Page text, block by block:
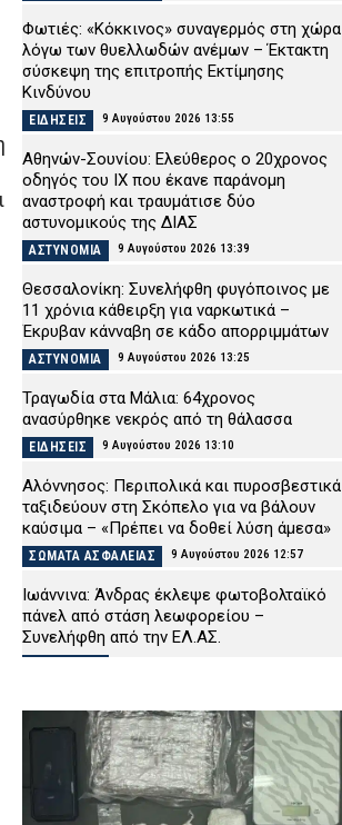
Φωτιές: «Κόκκινος» συναγερμός στη χώρα
λόγω των θυελλωδών ανέμων – Έκτακτη
σύσκεψη της επιτροπής Εκτίμησης
Κινδύνου
ΕΙΔΗΣΕΙΣ 9 Αυγούστου 2026 13:55
Αθηνών-Σουνίου: Ελεύθερος ο 20χρονος
οδηγός του ΙΧ που έκανε παράνομη
αναστροφή και τραυμάτισε δύο
αστυνομικούς της ΔΙΑΣ
ΑΣΤΥΝΟΜΙΑ 9 Αυγούστου 2026 13:39
Θεσσαλονίκη: Συνελήφθη φυγόποινος με
11 χρόνια κάθειρξη για ναρκωτικά –
Έκρυβαν κάνναβη σε κάδο απορριμμάτων
ΑΣΤΥΝΟΜΙΑ 9 Αυγούστου 2026 13:25
Τραγωδία στα Μάλια: 64χρονος
ανασύρθηκε νεκρός από τη θάλασσα
ΕΙΔΗΣΕΙΣ 9 Αυγούστου 2026 13:10
Αλόννησος: Περιπολικά και πυροσβεστικά
ταξιδεύουν στη Σκόπελο για να βάλουν
καύσιμα – «Πρέπει να δοθεί λύση άμεσα»
ΣΩΜΑΤΑ ΑΣΦΑΛΕΙΑΣ 9 Αυγούστου 2026 12:57
Ιωάννινα: Άνδρας έκλεψε φωτοβολταϊκό
πάνελ από στάση λεωφορείου –
Συνελήφθη από την ΕΛ.ΑΣ.
βρέθηκε νεκρός δίπλα σε κάδους
σκουπιδιών
ΑΣΤΥΝΟΜΙΑ 9 Αυγούστου 2026 12:28
Απίστευτο: Ελικόπτερο προσγειώθηκε στο